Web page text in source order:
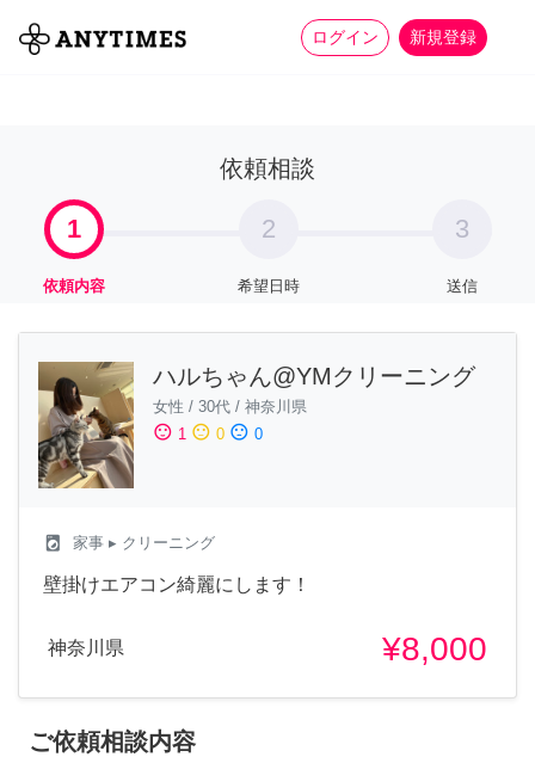
ログイン 新規登録
全て 家事 more_horiz
依頼相談
1
依頼内容
2
希望日時
3
送信
ハルちゃん@YMクリーニング
女性 / 30代 / 神奈川県
sentiment_satisfied 1 sentiment_neutral 0 sentiment_dissatisfied 0
local_laundry_service 家事 ▸ クリーニング
壁掛けエアコン綺麗にします！
神奈川県 ¥8,000
ご依頼相談内容